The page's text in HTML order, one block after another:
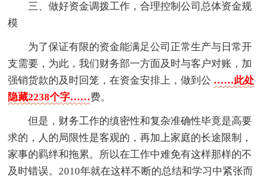
三、做好资金调拨工作，合理控制公司总体资金规
模
为了保证有限的资金能满足公司正常生产与日常开
支需要，为此，我们财务部一方面及时与客户对账，加
强销货款的及时回笼，在资金安排上，做到公 ……此处
隐藏2238个字……费。
但是，财务工作的缜密性和复杂准确性毕竟是高要
求的，人的局限性是客观的，再加上家庭的长途限制，
家事的羁绊和拖累。所以在工作中难免有这样那样的不
及时错误。2010年就在这样不断的总结和学习中紧张而